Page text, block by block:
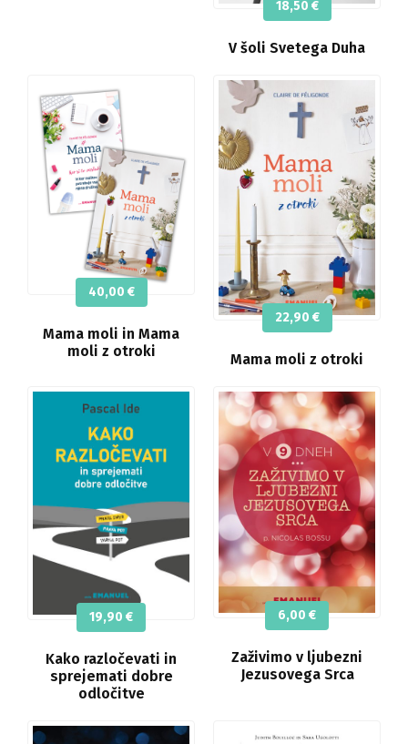
V šoli Svetega Duha
18,50 €
Mama moli in Mama
moli z otroki
40,00 €
Mama moli z otroki
22,90 €
Kako razločevati in
sprejemati dobre
odločitve
19,90 €
Zaživimo v ljubezni
Jezusovega Srca
6,00 €